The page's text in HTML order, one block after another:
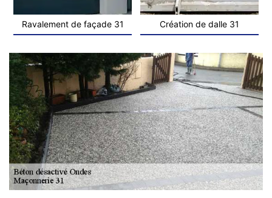
Ravalement de façade 31 Création de dalle 31